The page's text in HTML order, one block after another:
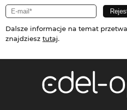
Dalsze informacje na temat
znajdziesz tutaj.